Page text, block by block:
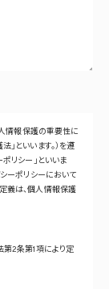
人情報保護の重要性に
といいます。）を遵
リシー」といいま
シーポリシーにおいて
義は、個人情報保護
第2条第1項により定